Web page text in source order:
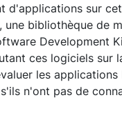
d'applications sur
bibliothèque de
Development
ces logiciels sur
les
n'ont pas de